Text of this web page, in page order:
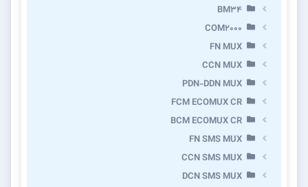
BM34
COM2000
FN MUX
CCN MUX
PDN-DDN MUX
FCM ECOMUX CR
BCM ECOMUX CR
FN SMS MUX
CCN SMS MUX
DCN SMS MUX